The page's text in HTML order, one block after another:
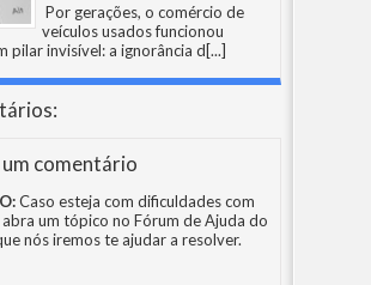
Por gerações, o comércio de
veículos usados funcionou
pilar invisível: a ignorância d[...]
comentário
Caso esteja com dificuldades com
abra um tópico no Fórum de Ajuda do
nós iremos te ajudar a resolver.